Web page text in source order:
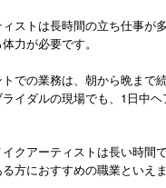
ストは長時間の立ち仕事が
力が必要です。
での業務は、朝から晩まで
イダルの現場でも、1日中
クアーティストは長い時間
方におすすめの職業といえま